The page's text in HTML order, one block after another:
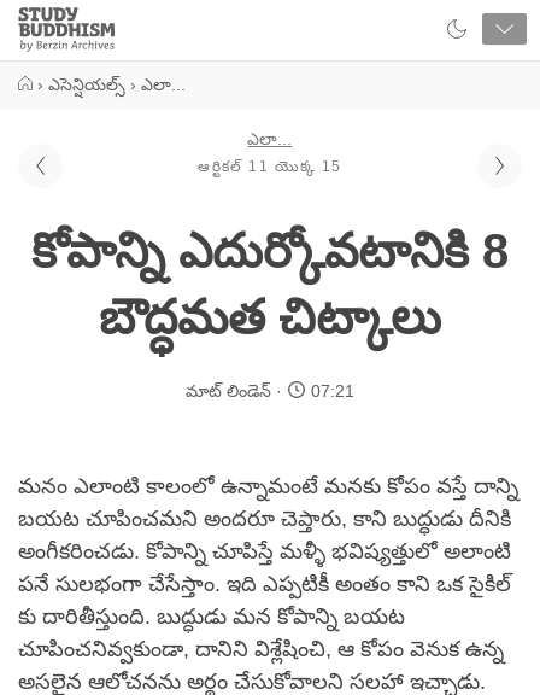
Close
Study
Buddhism
› ఎసెన్షియల్స్ › ఎలా...
ఎలా...
ఆర్టికల్ 11 యొక్క 15
కోపాన్ని ఎదుర్కోవటానికి 8
బౌద్ధమత చిట్కాలు
మాట్ లిండెన్ 07:21
మనం ఎలాంటి కాలంలో ఉన్నామంటే మనకు కోపం వస్తే దాన్ని
బయట చూపించమని అందరూ చెప్తారు, కాని బుద్ధుడు దీనికి
అంగీకరించడు. కోపాన్ని చూపిస్తే మళ్ళీ భవిష్యత్తులో అలాంటి
పనే సులభంగా చేసేస్తాం. ఇది ఎప్పటికీ అంతం కాని ఒక సైకిల్
కు దారితీస్తుంది. బుద్ధుడు మన కోపాన్ని బయట
చూపించనివ్వకుండా, దానిని విశ్లేషించి, ఆ కోపం వెనుక ఉన్న
అసలైన ఆలోచనను అర్థం చేసుకోవాలని సలహా ఇచ్చాడు.